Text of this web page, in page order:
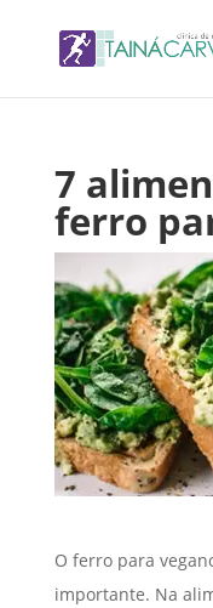
7
ferro
O ferro para
importante. Na